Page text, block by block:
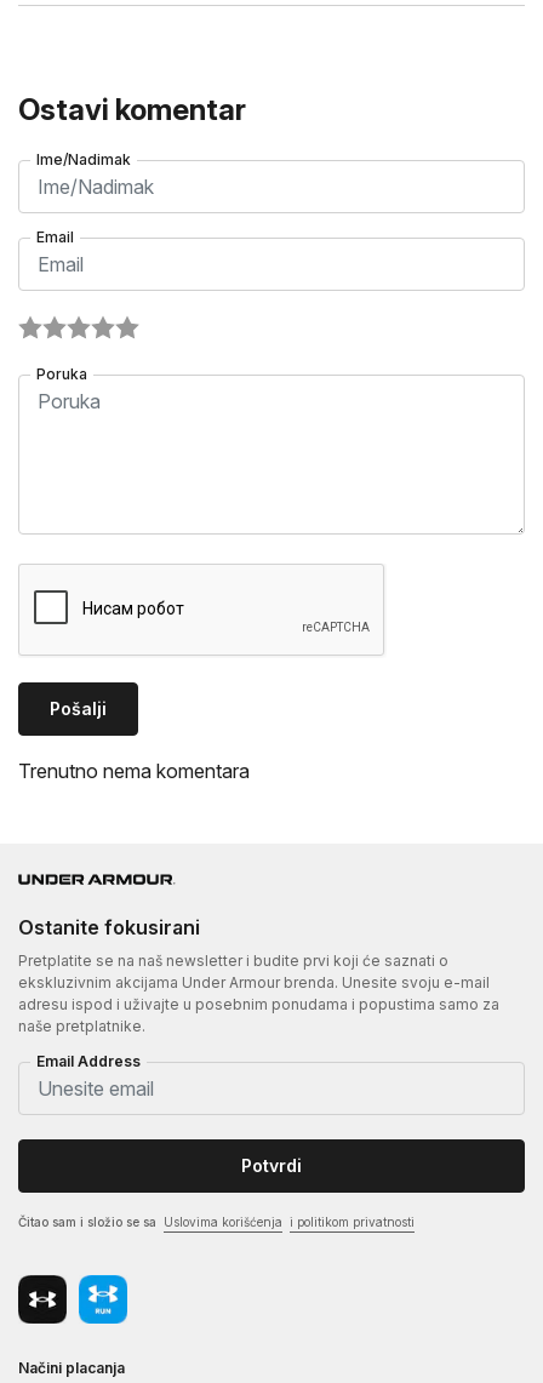
Ostavi komentar
Ime/Nadimak
Email
Poruka
Pošalji
Trenutno nema komentara
Ostanite fokusirani
Pretplatite se na naš newsletter i budite prvi koji će saznati o
ekskluzivnim akcijama Under Armour brenda. Unesite svoju e-mail
adresu ispod i uživajte u posebnim ponudama i popustima samo za
naše pretplatnike.
Email Address
Potvrdi
Čitao sam i složio se sa Uslovima korišćenja i politikom privatnosti
Načini placanja